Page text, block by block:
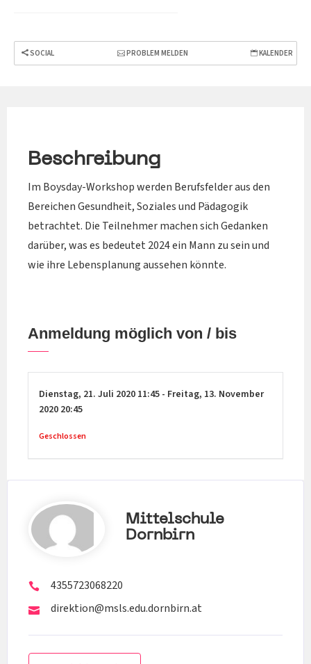
SOCIAL PROBLEM MELDEN KALENDER
Beschreibung
Im Boysday-Workshop werden Berufsfelder aus den
Bereichen Gesundheit, Soziales und Pädagogik
betrachtet. Die Teilnehmer machen sich Gedanken
darüber, was es bedeutet 2024 ein Mann zu sein und
wie ihre Lebensplanung aussehen könnte.
Anmeldung möglich von / bis
Dienstag, 21. Juli 2020 11:45 - Freitag, 13. November
2020 20:45
Geschlossen
Mittelschule
Dornbirn
4355723068220
direktion@msls.edu.dornbirn.at